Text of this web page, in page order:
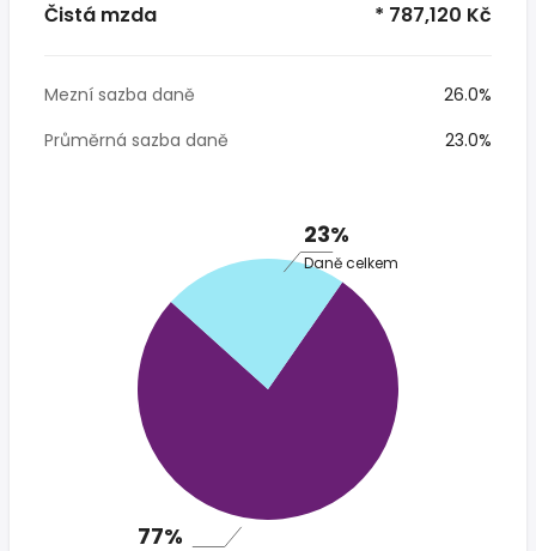
Čistá mzda * 787,120 Kč
Mezní sazba daně
26.0%
Průměrná sazba daně
23.0%
23%
Daně celkem
77%